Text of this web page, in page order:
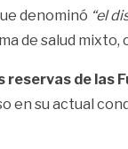
denominó “el
de salud
reservas de las
en su actual